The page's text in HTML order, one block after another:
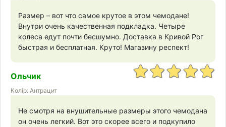
Размер – вот что самое крутое в этом чемодане!
Внутри очень качественная подкладка. Четыре
колеса едут почти бесшумно. Доставка в Кривой Рог
быстрая и бесплатная. Круто! Магазину респект!
Ольчик
Колір: Антрацит
Не смотря на внушительные размеры этого чемодана
он очень легкий. Вот это скорее всего и подкупило